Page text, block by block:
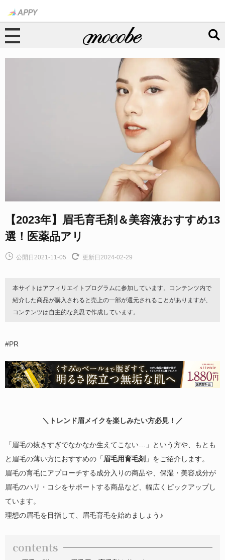
【2023年】眉毛育毛剤＆美容液おすすめ13
選！医薬品アリ
公開日2021-11-05 更新日2024-02-29
本サイトはアフィリエイトプログラムに参加しています。コンテンツ内で
紹介した商品が購入されると売上の一部が還元されることがありますが、
コンテンツは自主的な意思で作成しています。
#PR
＼トレンド眉メイクを楽しみたい方必見！／
「眉毛の抜きすぎでなかなか生えてこない…」という方や、もとも
と眉毛の薄い方におすすめの「眉毛用育毛剤 」をご紹介します。
眉毛の育毛にアプローチする成分入りの商品や、保湿・美容成分が
眉毛のハリ・コシをサポートする商品など、幅広くピックアップし
ています。
理想の眉毛を目指して、眉毛育毛を始めましょう♪
contents